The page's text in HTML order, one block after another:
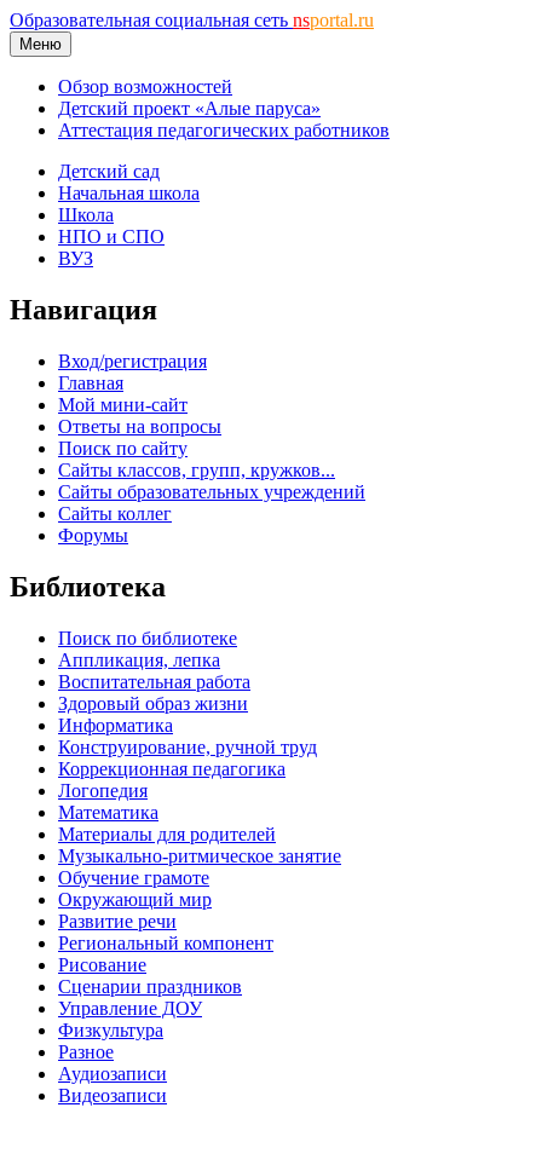
Образовательная социальная сеть nsportal.ru
Меню
Обзор возможностей
Детский проект «Алые паруса»
Аттестация педагогических работников
Детский сад
Начальная школа
Школа
НПО и СПО
ВУЗ
Навигация
Вход/регистрация
Главная
Мой мини-сайт
Ответы на вопросы
Поиск по сайту
Сайты классов, групп, кружков...
Сайты образовательных учреждений
Сайты коллег
Форумы
Библиотека
Поиск по библиотеке
Аппликация, лепка
Воспитательная работа
Здоровый образ жизни
Информатика
Конструирование, ручной труд
Коррекционная педагогика
Логопедия
Математика
Материалы для родителей
Музыкально-ритмическое занятие
Обучение грамоте
Окружающий мир
Развитие речи
Региональный компонент
Рисование
Сценарии праздников
Управление ДОУ
Физкультура
Разное
Аудиозаписи
Видеозаписи